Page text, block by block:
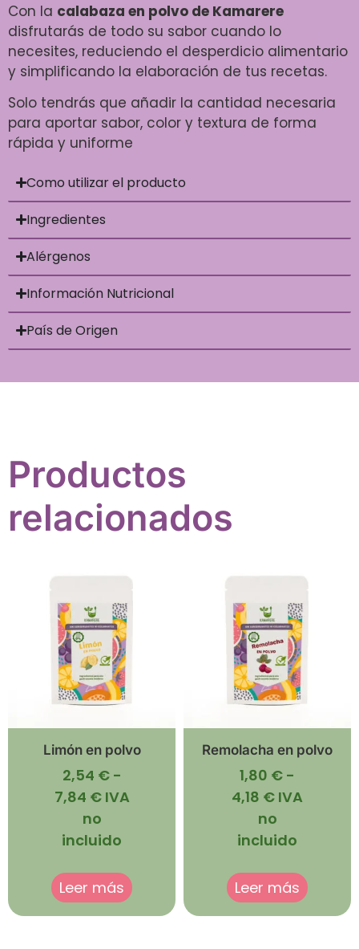
Con la calabaza en polvo de Kamarere
disfrutarás de todo su sabor cuando lo
necesites, reduciendo el desperdicio alimentario
y simplificando la elaboración de tus recetas.
Solo tendrás que añadir la cantidad necesaria
para aportar sabor, color y textura de forma
rápida y uniforme
Como utilizar el producto
Ingredientes
Alérgenos
Información Nutricional
País de Origen
Productos
relacionados
Limón en polvo
2,54 € -
7,84 €IVA
no
incluido
Leer más
Remolacha en polvo
1,80 € -
4,18 € IVA
no
incluido
Leer más